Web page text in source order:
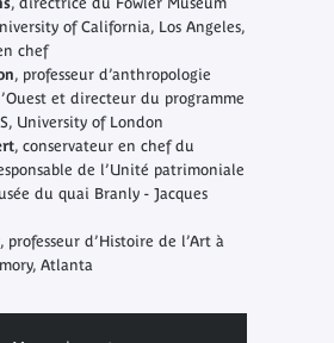
of California, Los Angeles,
chef
, professeur d’anthropologie
et directeur du programme
University of London
, conservateur en chef du
de l’Unité patrimoniale
du quai Branly - Jacques
, professeur d’Histoire de l’Art à
Atlanta